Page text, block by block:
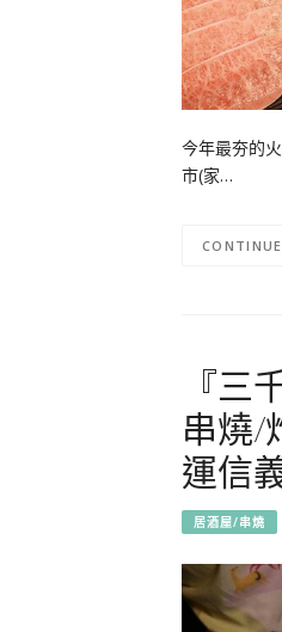
今年最夯的
市(家…
『
串燒/
運信
居酒屋/串燒